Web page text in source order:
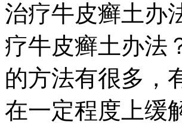
治疗牛皮癣土办
疗牛皮癣土办法
的方法有很多，
在一定程度上缓